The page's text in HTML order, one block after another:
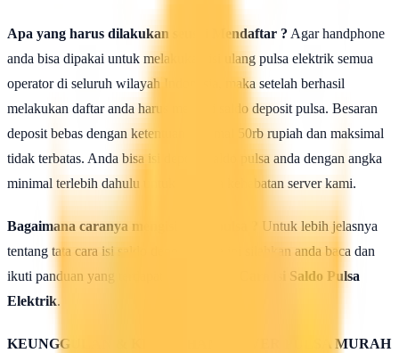
Apa yang harus dilakukan seusai Mendaftar ? Agar handphone
anda bisa dipakai untuk melakukan isi ulang pulsa elektrik semua
operator di seluruh wilayah Indonesia, maka setelah berhasil
melakukan daftar anda harus mengisi saldo deposit pulsa. Besaran
deposit bebas dengan ketentuan minimal 50rb rupiah dan maksimal
tidak terbatas. Anda bisa isi deposit saldo pulsa anda dengan angka
minimal terlebih dahulu untuk uji coba kehebatan server kami.
Bagaimana caranya mengisi saldo pulsa ?
Untuk lebih jelasnya
tentang tata cara isi saldo deposit pulsa ini silahkan anda baca dan
ikuti panduan yang terdapat di halaman :
Cara isi Saldo Pulsa
Elektrik.
KEUNGGULAN & KELEBIHAN SERVER PULSA MURAH